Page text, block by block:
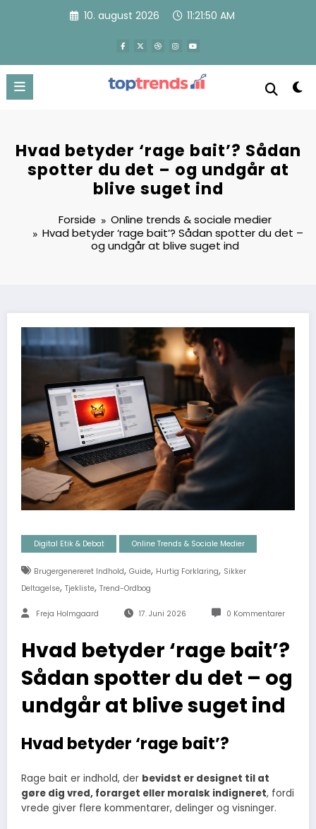
10. august 2026 11:21:51 AM
Hvad betyder ‘rage bait’? Sådan
spotter du det – og undgår at
blive suget ind
Forside
Online trends & sociale medier
Hvad betyder ‘rage bait’? Sådan spotter du det –
og undgår at blive suget ind
Digital Etik & Debat Online Trends & Sociale Medier
Brugergenereret Indhold, Guide, Hurtig Forklaring, Sikker
Deltagelse, Tjekliste, Trend-Ordbog
Freja Holmgaard 17. Juni 2026 0 Kommentarer
Hvad betyder ‘rage bait’?
Sådan spotter du det – og
undgår at blive suget ind
Hvad betyder ‘rage bait’?
Rage bait er indhold, der bevidst er designet til at
gøre dig vred, forarget eller moralsk indigneret, fordi
vrede giver flere kommentarer, delinger og visninger.